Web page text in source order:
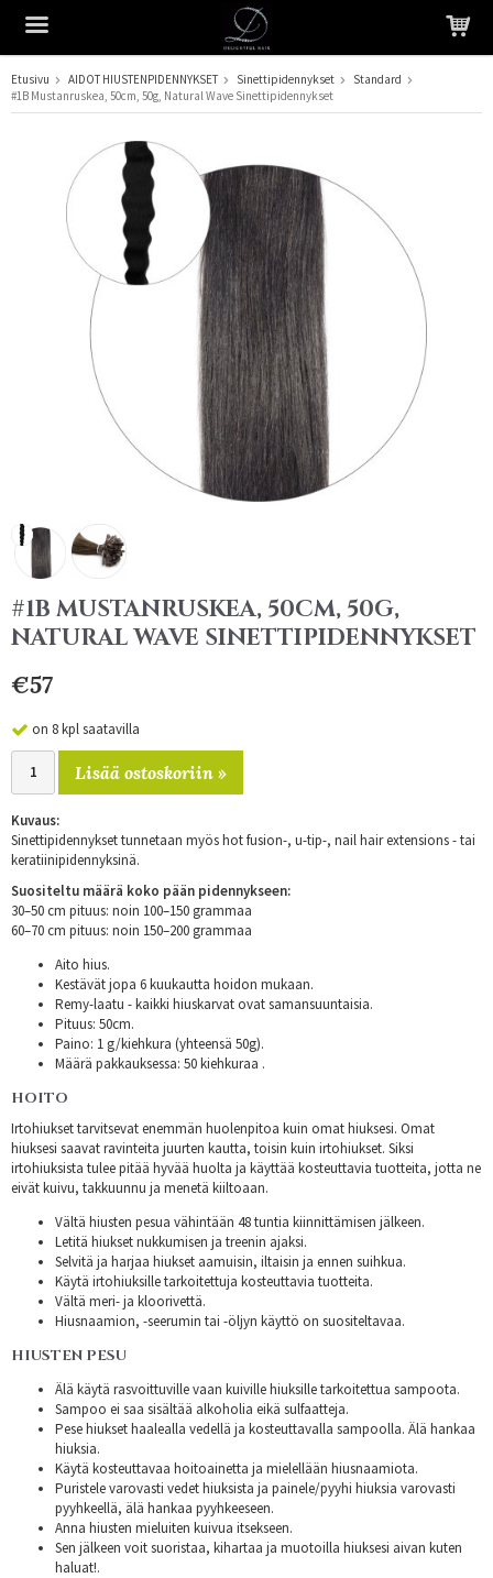
Tuote on lisätty ostoskoriin
Etusivu AIDOT HIUSTENPIDENNYKSET Sinettipidennykset
Standard
#1B Mustanruskea, 50cm, 50g, Natural Wave Sinettipidennykset
#1B MUSTANRUSKEA, 50CM, 50G,
NATURAL WAVE SINETTIPIDENNYKSET
€57
on 8 kpl saatavilla
Lisää ostoskoriin »
Kuvaus:
Sinettipidennykset tunnetaan myös hot fusion-, u-tip-, nail hair extensions - tai
keratiinipidennyksinä.
Suositeltu määrä koko pään pidennykseen:
30–50 cm pituus: noin 100–150 grammaa
60–70 cm pituus: noin 150–200 grammaa
Aito hius.
Kestävät jopa 6 kuukautta hoidon mukaan.
Remy-laatu - kaikki hiuskarvat ovat samansuuntaisia.
Pituus: 50cm.
Paino: 1 g/kiehkura (yhteensä 50g).
Määrä pakkauksessa: 50 kiehkuraa .
HOITO
Irtohiukset tarvitsevat enemmän huolenpitoa kuin omat hiuksesi. Omat
hiuksesi saavat ravinteita juurten kautta, toisin kuin irtohiukset. Siksi
irtohiuksista tulee pitää hyvää huolta ja käyttää kosteuttavia tuotteita, jotta ne
eivät kuivu, takkuunnu ja menetä kiiltoaan.
Vältä hiusten pesua vähintään 48 tuntia kiinnittämisen jälkeen.
Letitä hiukset nukkumisen ja treenin ajaksi.
Selvitä ja harjaa hiukset aamuisin, iltaisin ja ennen suihkua.
Käytä irtohiuksille tarkoitettuja kosteuttavia tuotteita.
Vältä meri- ja kloorivettä.
Hiusnaamion, -seerumin tai -öljyn käyttö on suositeltavaa.
HIUSTEN PESU
Älä käytä rasvoittuville vaan kuiville hiuksille tarkoitettua sampoota.
Sampoo ei saa sisältää alkoholia eikä sulfaatteja.
Pese hiukset haalealla vedellä ja kosteuttavalla sampoolla. Älä hankaa
hiuksia.
Käytä kosteuttavaa hoitoainetta ja mielellään hiusnaamiota.
Puristele varovasti vedet hiuksista ja painele/pyyhi hiuksia varovasti
pyyhkeellä, älä hankaa pyyhkeeseen.
Anna hiusten mieluiten kuivua itsekseen.
Sen jälkeen voit suoristaa, kihartaa ja muotoilla hiuksesi aivan kuten
haluat!.